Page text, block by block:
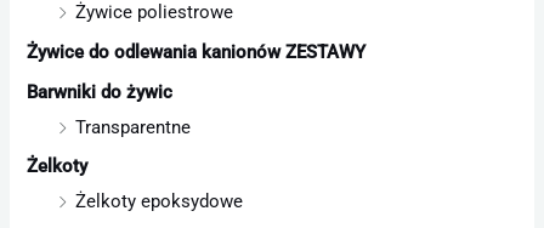
Żywice poliestrowe
Żywice do odlewania kanionów ZESTAWY
Barwniki do żywic
Transparentne
Żelkoty
Żelkoty epoksydowe